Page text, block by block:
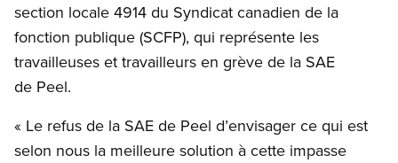
section locale 4914 du Syndicat canadien de la
fonction publique (SCFP), qui représente les
travailleuses et travailleurs en grève de la SAE
de Peel.
« Le refus de la SAE de Peel d’envisager ce qui est
selon nous la meilleure solution à cette impasse